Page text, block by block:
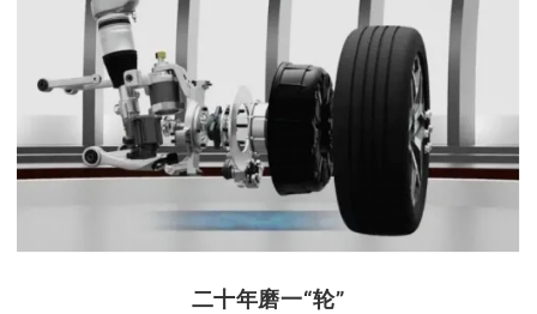
二十年磨一“轮”